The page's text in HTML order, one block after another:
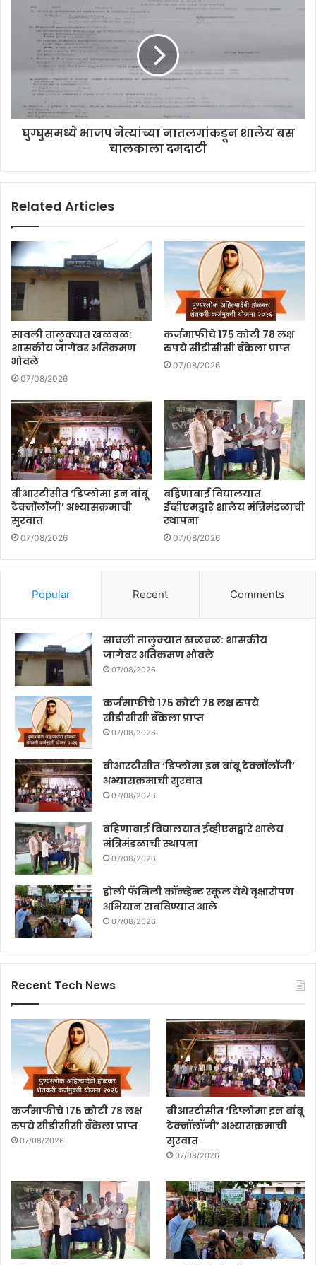
घुग्घुसमध्ये भाजप नेत्यांच्या नातलगांकडून शालेय बस
चालकाला दमदाटी
Related Articles
सावली तालुक्यात खळबळ:
शासकीय जागेवर अतिक्रमण
भोवले
07/08/2026
कर्जमाफीचे 175 कोटी 78 लक्ष
रुपये सीडीसीसी बँकेला प्राप्त
07/08/2026
बीआरटीसीत ‘डिप्लोमा इन बांबू
टेक्नॉलॉजी’ अभ्यासक्रमाची
सुरवात
07/08/2026
बहिणाबाई विद्यालयात
ईव्हीएमद्वारे शालेय मंत्रिमंडळाची
स्थापना
07/08/2026
Popular Recent Comments
सावली तालुक्यात खळबळ: शासकीय
जागेवर अतिक्रमण भोवले
07/08/2026
कर्जमाफीचे 175 कोटी 78 लक्ष रुपये
सीडीसीसी बँकेला प्राप्त
07/08/2026
बीआरटीसीत ‘डिप्लोमा इन बांबू टेक्नॉलॉजी’
अभ्यासक्रमाची सुरवात
07/08/2026
बहिणाबाई विद्यालयात ईव्हीएमद्वारे शालेय
मंत्रिमंडळाची स्थापना
07/08/2026
होली फॅमिली कॉन्व्हेन्ट स्कूल येथे वृक्षारोपण
अभियान राबविण्यात आले
07/08/2026
Recent Tech News
कर्जमाफीचे 175 कोटी 78 लक्ष
रुपये सीडीसीसी बँकेला प्राप्त
07/08/2026
बीआरटीसीत ‘डिप्लोमा इन बांबू
टेक्नॉलॉजी’ अभ्यासक्रमाची
सुरवात
07/08/2026